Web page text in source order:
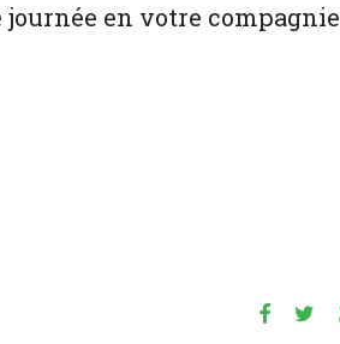
journée en votre compagnie